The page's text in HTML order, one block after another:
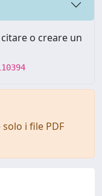
o creare un
i file PDF